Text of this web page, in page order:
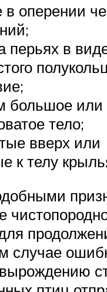
в оперении
перьях в
большое или
тело;
вверх или
к телу
случае